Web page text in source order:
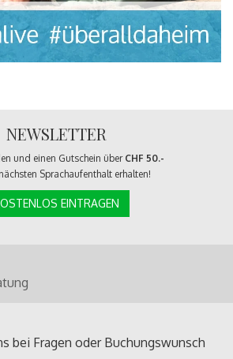
NEWSLETTER
und einen Gutschein über CHF 50.-
Sprachaufenthalt erhalten!
EINTRAGEN
bei Fragen oder Buchungswunsch